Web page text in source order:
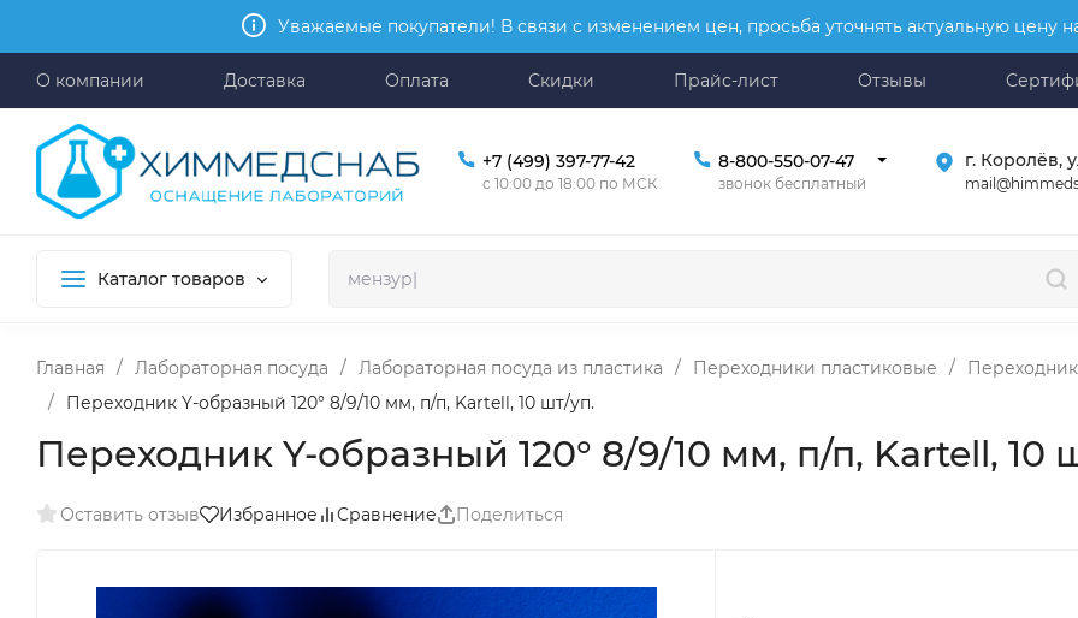
Уважаемые покупатели! В связи с изменением цен, просьба уточнять актуальную цену
О компании Доставка Оплата Скидки Прайс-лист Отзывы
+7 (499) 397-77-42
с 10:00 до 18:00 по МСК
8-800-550-07-47
звонок бесплатный
г. Королёв,
Каталог товаров
Главная / Лабораторная посуда / Лабораторная посуда из пластика / Переходники пластиковые /
/
Переходник Y-образный 120° 8/9/10 мм, п/п, Kartell, 10 шт/уп.
Переходник Y-образный 120° 8/9/10 мм, п/п, Kartell, 10
Оставить отзыв Избранное Сравнение Поделиться